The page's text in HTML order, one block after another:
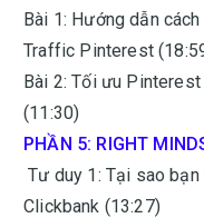
Bài 1: Hướng dẫn
Traffic Pinterest
Bài 2: Tối ưu
(11:30)
PHẦN 5: RIGHT
Tư duy 1: Tại sao
Clickbank (13:27)